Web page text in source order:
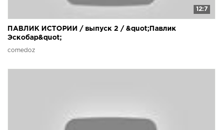
12:7
ПАВЛИК ИСТОРИИ / выпуск 2 / &quot;Павлик
Эскобар&quot;
comedoz